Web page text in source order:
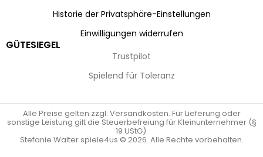
Historie der Privatsphäre-Einstellungen
Einwilligungen widerrufen
GÜTESIEGEL
Trustpilot
Spielend für Toleranz
Alle Preise gelten zzgl. Versandkosten. Für Lieferung oder
sonstige Leistung gilt die Steuerbefreiung für Kleinunternehmer (§
19 UStG).
Stefanie Walter spiele4us © 2026. Alle Rechte vorbehalten.